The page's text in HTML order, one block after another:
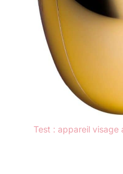
Test : appareil visage